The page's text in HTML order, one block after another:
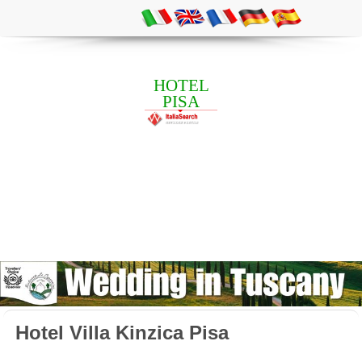
HOTEL
PISA
Hotel Villa Kinzica Pisa